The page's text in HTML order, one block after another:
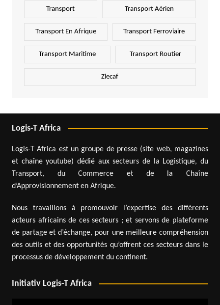
Transport Transport Aérien
Transport En Afrique Transport Ferroviaire
Transport Maritime Transport Routier
Zlecaf
Logis-T Africa
Logis-T Africa est un groupe de presse (site web, magazines
et chaîne youtube) dédié aux secteurs de la Logistique, du
Transport, du Commerce et de la Chaîne
d’Approvisionnement en Afrique.
Nous travaillons à promouvoir l’expertise des différents
acteurs africains de ces secteurs ; et servons de plateforme
de partage et d’échange, pour une meilleure compréhension
des outils et des opportunités qu’offrent ces secteurs dans le
processus de développement du continent.
Initiativ Logis-T Africa